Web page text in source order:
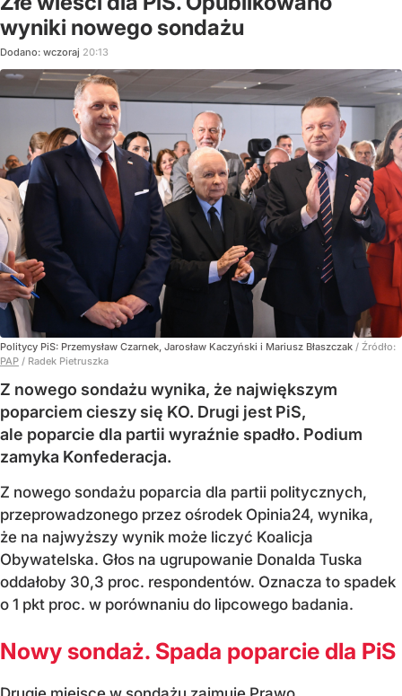
wyniki nowego sondażu
Dodano: wczoraj 20:13
Politycy PiS: Przemysław Czarnek, Jarosław Kaczyński i Mariusz Błaszczak / Źródło:
PAP / Radek Pietruszka
Z nowego sondażu wynika, że największym
poparciem cieszy się KO. Drugi jest PiS,
ale poparcie dla partii wyraźnie spadło. Podium
zamyka Konfederacja.
Z nowego sondażu poparcia dla partii politycznych,
przeprowadzonego przez ośrodek Opinia24, wynika,
że na najwyższy wynik może liczyć Koalicja
Obywatelska. Głos na ugrupowanie Donalda Tuska
oddałoby 30,3 proc. respondentów. Oznacza to spadek
o 1 pkt proc. w porównaniu do lipcowego badania.
Nowy sondaż. Spada poparcie dla PiS